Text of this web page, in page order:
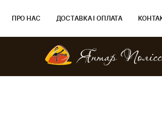
ПРО НАС ДОСТАВКА І ОПЛАТА